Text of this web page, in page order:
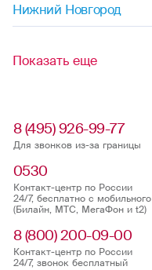
Нижний Новгород
Показать еще
8 (495) 926-99-77
Для звонков из-за границы
0530
Контакт-центр по России
24/7, бесплатно с мобильного
(Билайн, МТС, МегаФон и t2)
8 (800) 200-09-00
Контакт-центр по России
24/7, звонок бесплатный